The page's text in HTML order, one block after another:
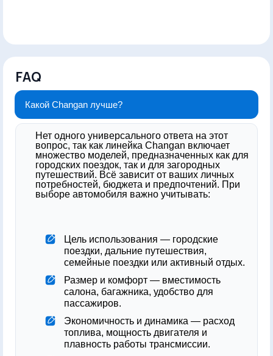
FAQ
Какой Changan лучше?
Нет одного универсального ответа на этот
вопрос, так как линейка Changan включает
множество моделей, предназначенных как для
городских поездок, так и для загородных
путешествий. Всё зависит от ваших личных
потребностей, бюджета и предпочтений. При
выборе автомобиля важно учитывать:
Цель использования — городские
поездки, дальние путешествия,
семейные поездки или активный отдых.
Размер и комфорт — вместимость
салона, багажника, удобство для
пассажиров.
Экономичность и динамика — расход
топлива, мощность двигателя и
плавность работы трансмиссии.